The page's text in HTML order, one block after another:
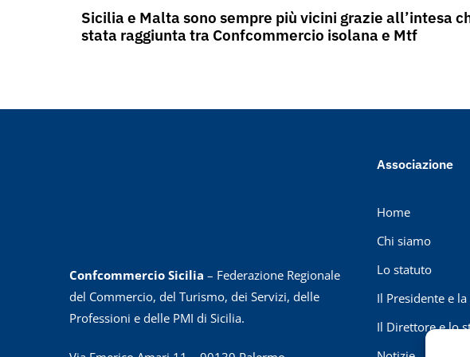
Sicilia e Malta sono sempre più vicini grazie all’intesa
stata raggiunta tra Confcommercio isolana e Mtf
Confcommercio Sicilia – Federazione Regionale
del Commercio, del Turismo, dei Servizi, delle
Professioni e delle PMI di Sicilia.
Associazione
Home
Chi siamo
Lo statuto
Il Presidente e
Il Direttore e lo